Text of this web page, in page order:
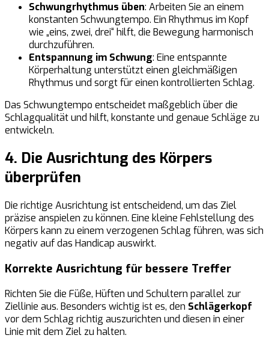
Schwungrhythmus üben: Arbeiten Sie an einem
konstanten Schwungtempo. Ein Rhythmus im Kopf
wie „eins, zwei, drei“ hilft, die Bewegung harmonisch
durchzuführen.
Entspannung im Schwung: Eine entspannte
Körperhaltung unterstützt einen gleichmäßigen
Rhythmus und sorgt für einen kontrollierten Schlag.
Das Schwungtempo entscheidet maßgeblich über die
Schlagqualität und hilft, konstante und genaue Schläge zu
entwickeln.
4. Die Ausrichtung des Körpers
überprüfen
Die richtige Ausrichtung ist entscheidend, um das Ziel
präzise anspielen zu können. Eine kleine Fehlstellung des
Körpers kann zu einem verzogenen Schlag führen, was sich
negativ auf das Handicap auswirkt.
Korrekte Ausrichtung für bessere Treffer
Richten Sie die Füße, Hüften und Schultern parallel zur
Ziellinie aus. Besonders wichtig ist es, den Schlägerkopf
vor dem Schlag richtig auszurichten und diesen in einer
Linie mit dem Ziel zu halten.